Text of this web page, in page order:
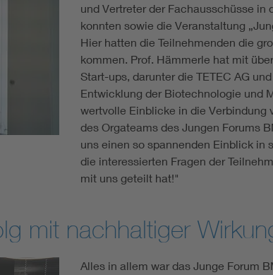
und Vertreter der Fachausschüsse in
konnten sowie die Veranstaltung
Hier hatten die Teilnehmenden die
kommen. Prof. Hämmerle hat mit
Start-ups, darunter die TETEC AG
Entwicklung der Biotechnologie und
wertvolle Einblicke in die Verbindung
des Orgateams des Jungen Forums
uns einen so spannenden Einblick in
die interessierten Fragen der
mit uns geteilt hat!"
mit nachhaltiger
Alles in allem war das Junge Forum